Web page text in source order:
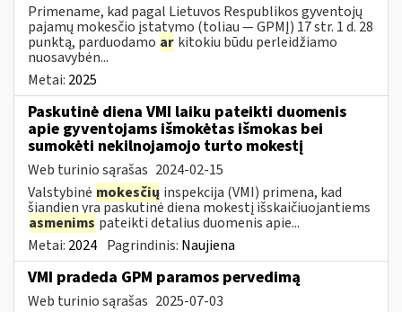
Primename, kad pagal Lietuvos Respublikos gyventojų
pajamų mokesčio įstatymo (toliau — GPMĮ) 17 str. 1 d. 28
punktą, parduodamo ar kitokiu būdu perleidžiamo
nuosavybėn...
Metai: 2025
Paskutinė diena VMI laiku pateikti duomenis
apie gyventojams išmokėtas išmokas bei
sumokėti nekilnojamojo turto mokestį
Web turinio sąrašas 2024-02-15
Valstybinė mokesčių inspekcija (VMI) primena, kad
šiandien yra paskutinė diena mokestį išskaičiuojantiems
asmenims pateikti detalius duomenis apie...
Metai: 2024 Pagrindinis: Naujiena
VMI pradeda GPM paramos pervedimą
Web turinio sąrašas 2025-07-03